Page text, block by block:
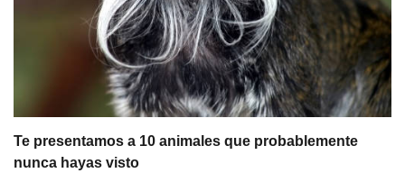
Te presentamos a 10 animales que probablemente
nunca hayas visto